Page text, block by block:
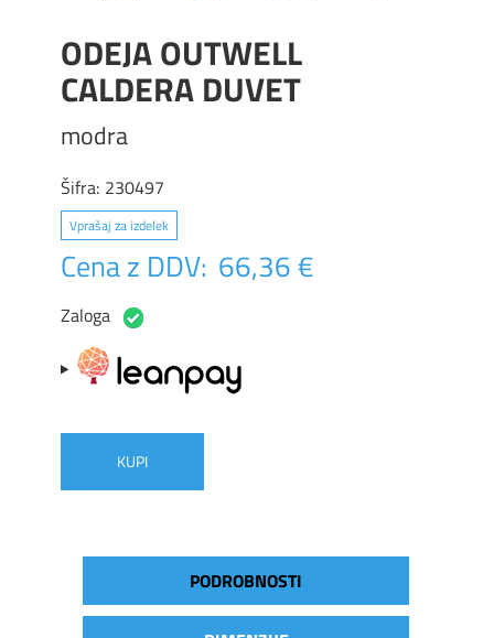
ODEJA OUTWELL
CALDERA DUVET
modra
Šifra: 230497
Vprašaj za izdelek
Cena z DDV: 66,36 €
Zaloga
KUPI
PODROBNOSTI